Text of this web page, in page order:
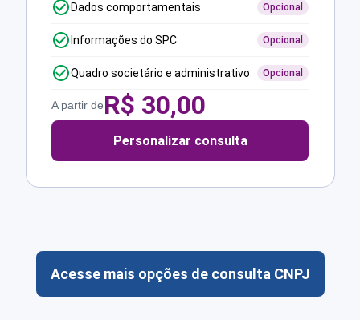
Dados comportamentais Opcional
Informações do SPC Opcional
Quadro societário e administrativo Opcional
A partir deR$ 30,00
Personalizar consulta
Acesse mais opções de consulta CNPJ